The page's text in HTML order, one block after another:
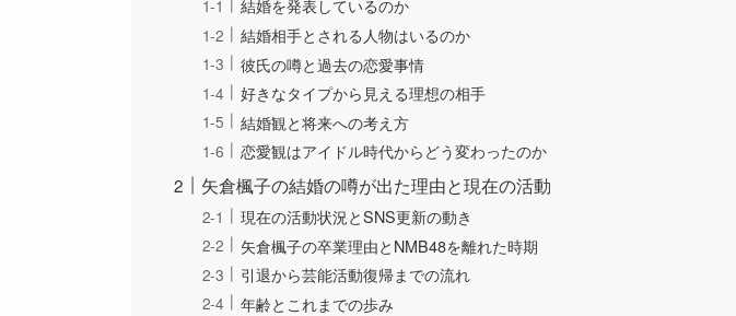
結婚を発表しているのか
結婚相手とされる人物はいるのか
彼氏の噂と過去の恋愛事情
好きなタイプから見える理想の相手
結婚観と将来への考え方
恋愛観はアイドル時代からどう変わったのか
矢倉楓子の結婚の噂が出た理由と現在の活動
現在の活動状況とSNS更新の動き
矢倉楓子の卒業理由とNMB48を離れた時期
引退から芸能活動復帰までの流れ
年齢とこれまでの歩み